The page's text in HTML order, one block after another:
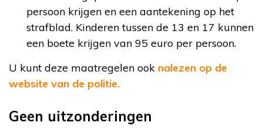
persoon krijgen en een aantekening op het
strafblad. Kinderen tussen de 13 en 17 kunnen
een boete krijgen van 95 euro per persoon.
U kunt deze maatregelen ook nalezen op de
website van de politie.
Geen uitzonderingen